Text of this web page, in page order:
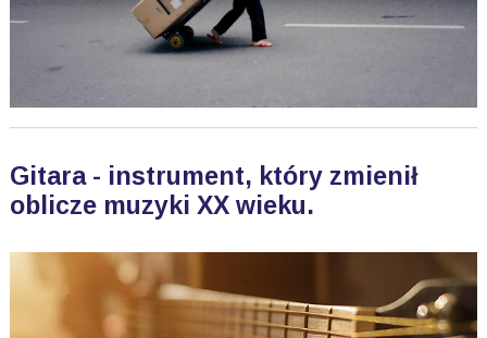
Gitara - instrument, który zmienił
oblicze muzyki XX wieku.